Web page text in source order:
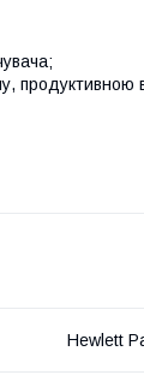
продуктивною
Hewlett